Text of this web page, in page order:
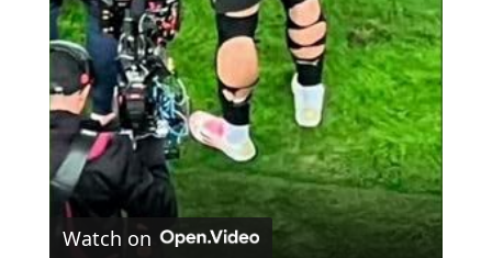
l
a
y
V
Watch on